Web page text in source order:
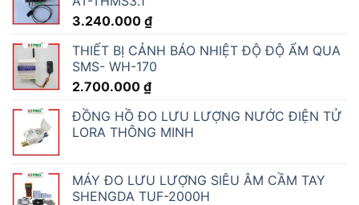
3.240.000 ₫
THIẾT BỊ CẢNH BÁO NHIỆT ĐỘ ĐỘ ẨM QUA
SMS- WH-170
2.700.000 ₫
ĐỒNG HỒ ĐO LƯU LƯỢNG NƯỚC ĐIỆN TỬ
LORA THÔNG MINH
MÁY ĐO LƯU LƯỢNG SIÊU ÂM CẦM TAY
SHENGDA TUF-2000H